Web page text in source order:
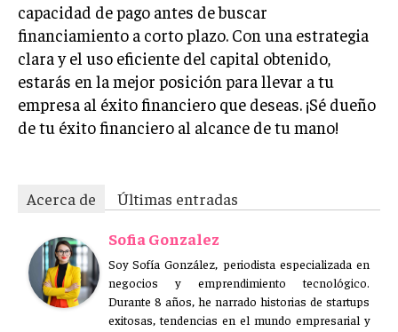
capacidad de pago antes de buscar
financiamiento a corto plazo. Con una estrategia
clara y el uso eficiente del capital obtenido,
estarás en la mejor posición para llevar a tu
empresa al éxito financiero que deseas. ¡Sé dueño
de tu éxito financiero al alcance de tu mano!
Acerca de
Últimas entradas
Sofia Gonzalez
Soy Sofía González, periodista especializada en
negocios y emprendimiento tecnológico.
Durante 8 años, he narrado historias de startups
exitosas, tendencias en el mundo empresarial y